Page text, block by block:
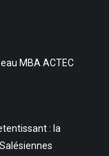
MBA ACTEC
: la